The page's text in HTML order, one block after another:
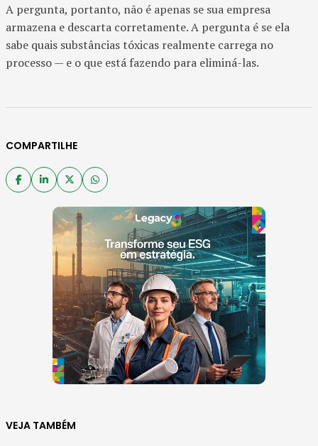
A pergunta, portanto, não é apenas se sua empresa
armazena e descarta corretamente. A pergunta é se ela
sabe quais substâncias tóxicas realmente carrega no
processo — e o que está fazendo para eliminá-las.
COMPARTILHE
VEJA TAMBÉM